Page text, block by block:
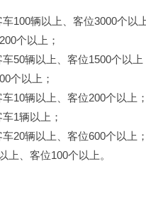
辆以上、客位3000个以
个以上；
辆以上、客位1500个以上
个以上；
辆以上、客位200个以上；
1辆以上；
辆以上、客位600个以上；
、客位100个以上。